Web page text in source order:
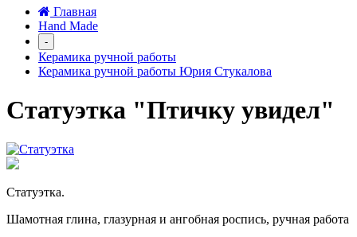
Главная
Hand Made
-
Керамика ручной работы
Керамика ручной работы Юрия Стукалова
Статуэтка "Птичку увидел"
Статуэтка.
Шамотная глина, глазурная и ангобная роспись, ручная работа